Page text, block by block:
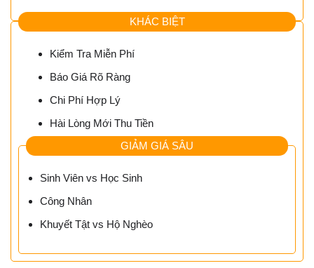
KHÁC BIỆT
Kiểm Tra Miễn Phí
Báo Giá Rõ Ràng
Chi Phí Hợp Lý
Hài Lòng Mới Thu Tiền
GIẢM GIÁ SÂU
Sinh Viên vs Học Sinh
Công Nhân
Khuyết Tật vs Hộ Nghèo